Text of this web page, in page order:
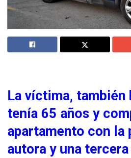
La víctima, también
tenía 65 años y
apartamento con la
autora y una